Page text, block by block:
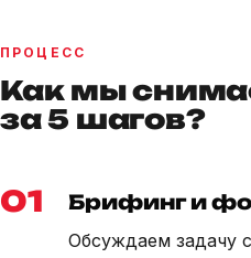
ПРОЦЕСС
Как мы
за 5 шагов?
01 Брифинг и
Обсуждаем задачу